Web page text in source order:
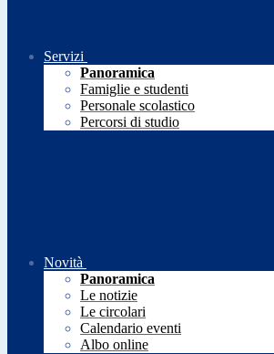
Servizi
Panoramica
Famiglie e studenti
Personale scolastico
Percorsi di studio
Novità
Panoramica
Le notizie
Le circolari
Calendario eventi
Albo online